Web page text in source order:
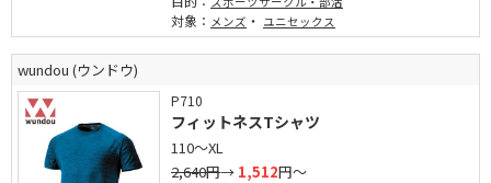
対象： メンズ ・ ユニセックス
wundou (ウンドウ)
P710
フィットネスTシャツ
110～XL
2,640円→ 1,512円～